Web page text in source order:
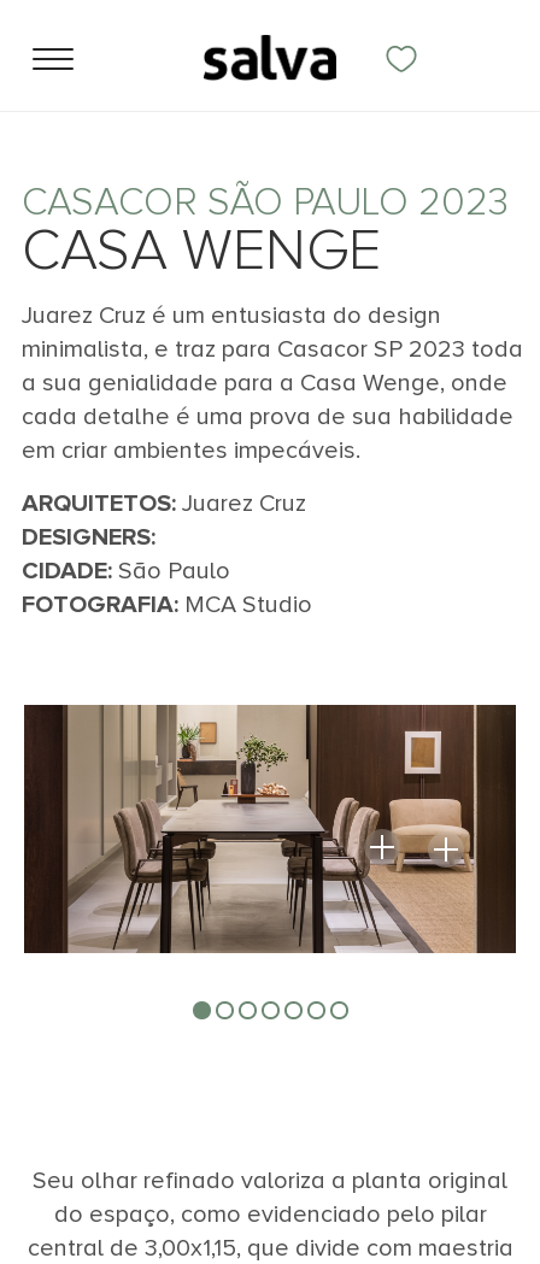
CASACOR SÃO PAULO 2023
CASA WENGE
Juarez Cruz é um entusiasta do design
minimalista, e traz para Casacor SP 2023 toda
a sua genialidade para a Casa Wenge, onde
cada detalhe é uma prova de sua habilidade
em criar ambientes impecáveis.
ARQUITETOS:Juarez Cruz
DESIGNERS:
CIDADE:São Paulo
FOTOGRAFIA:MCA Studio
Seu olhar refinado valoriza a planta original
do espaço, como evidenciado pelo pilar
central de 3,00x1,15, que divide com maestria